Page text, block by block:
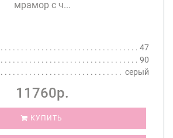
мрамор с ч...
47
90
серый
11760р.
КУПИТЬ